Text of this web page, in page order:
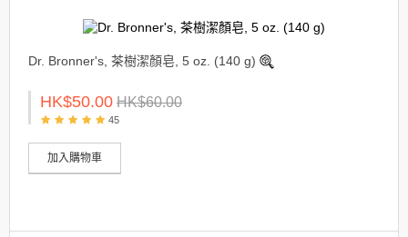
Dr. Bronner's, 茶樹潔顏皂, 5 oz. (140 g)
HK$50.00 HK$60.00
45
加入購物車